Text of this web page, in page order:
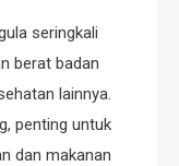
seringkali
berat badan
lainnya.
penting untuk
dan makanan